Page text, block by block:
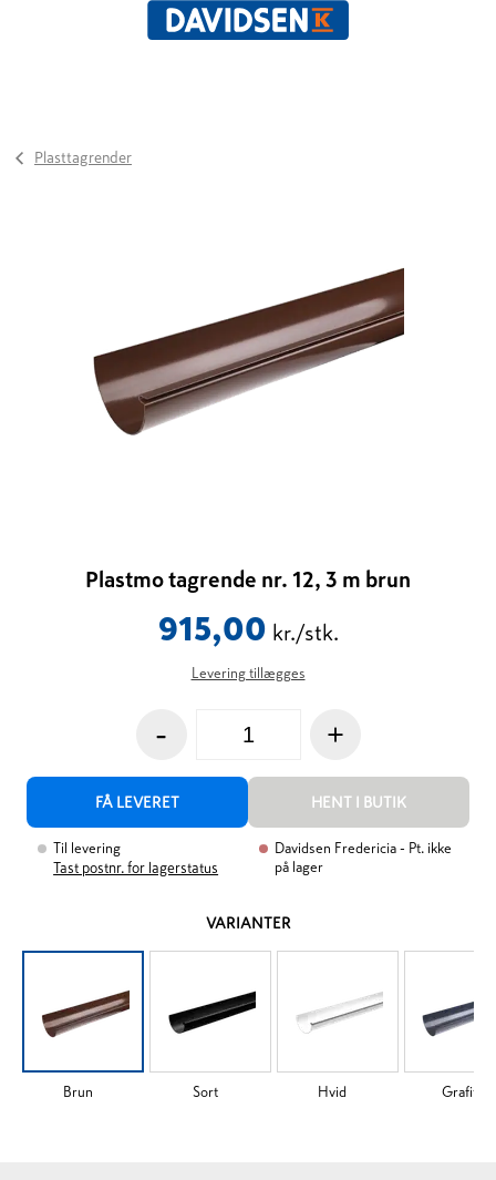
Plasttagrender
Plastmo tagrende nr. 12, 3 m brun
915,00 kr./stk.
Levering tillægges
- +
FÅ LEVERET HENT I BUTIK
Til levering
Tast postnr. for lagerstatus
Davidsen Fredericia - Pt. ikke
på lager
VARIANTER
Brun Sort Hvid Grafit